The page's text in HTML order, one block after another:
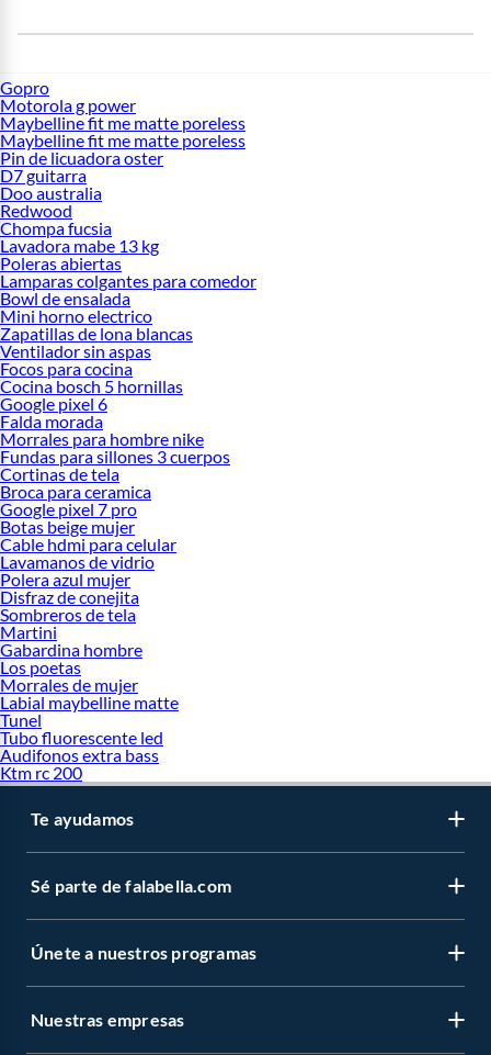
Gopro
Motorola g power
Maybelline fit me matte poreless
Maybelline fit me matte poreless
Pin de licuadora oster
D7 guitarra
Doo australia
Redwood
Chompa fucsia
Lavadora mabe 13 kg
Poleras abiertas
Lamparas colgantes para comedor
Bowl de ensalada
Mini horno electrico
Zapatillas de lona blancas
Ventilador sin aspas
Focos para cocina
Cocina bosch 5 hornillas
Google pixel 6
Falda morada
Morrales para hombre nike
Fundas para sillones 3 cuerpos
Cortinas de tela
Broca para ceramica
Google pixel 7 pro
Botas beige mujer
Cable hdmi para celular
Lavamanos de vidrio
Polera azul mujer
Disfraz de conejita
Sombreros de tela
Martini
Gabardina hombre
Los poetas
Morrales de mujer
Labial maybelline matte
Tunel
Tubo fluorescente led
Audifonos extra bass
Ktm rc 200
Te ayudamos
Sé parte de falabella.com
Únete a nuestros programas
Nuestras empresas